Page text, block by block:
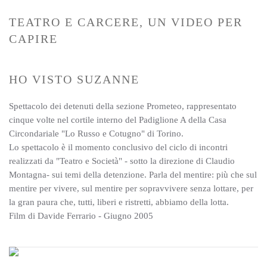
TEATRO E CARCERE, UN VIDEO PER
CAPIRE
HO VISTO SUZANNE
Spettacolo dei detenuti della sezione Prometeo, rappresentato
cinque volte nel cortile interno del Padiglione A della Casa
Circondariale "Lo Russo e Cotugno" di Torino.
Lo spettacolo è il momento conclusivo del ciclo di incontri
realizzati da "Teatro e Società" - sotto la direzione di Claudio
Montagna- sui temi della detenzione. Parla del mentire: più che sul
mentire per vivere, sul mentire per sopravvivere senza lottare, per
la gran paura che, tutti, liberi e ristretti, abbiamo della lotta.
Film di Davide Ferrario - Giugno 2005